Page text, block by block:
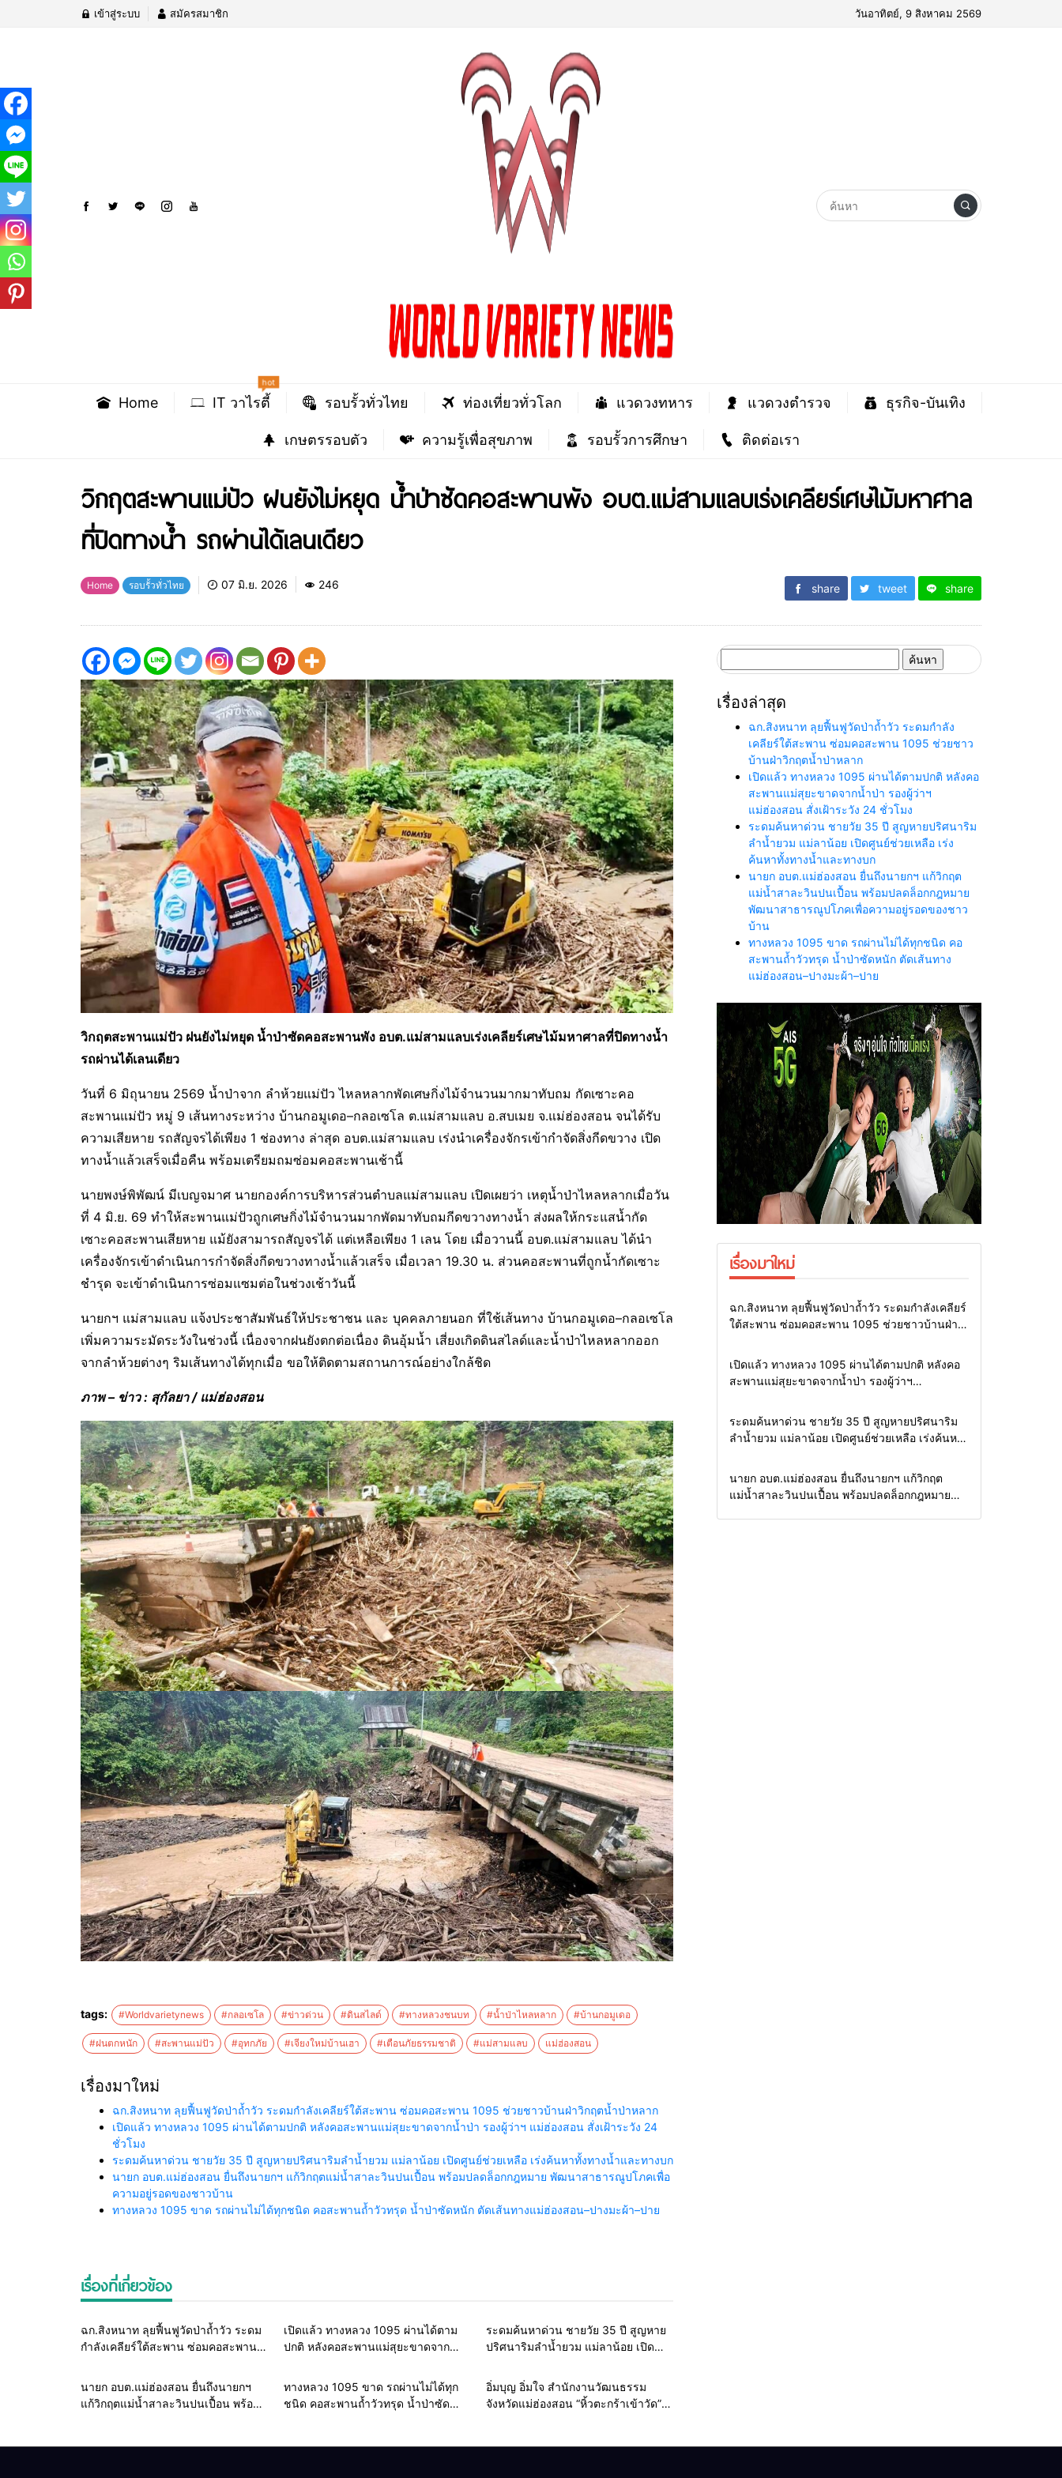
เข้าสู่ระบบ สมัครสมาชิก วันอาทิตย์, 9 สิงหาคม 2569
Home IT วาไรตี้
hot
รอบรั้วทั่วไทย ท่องเที่ยวทั่วโลก แวดวงทหาร แวดวงตำรวจ ธุรกิจ-บันเทิง
เกษตรรอบตัว ความรู้เพื่อสุขภาพ รอบรั้วการศึกษา ติดต่อเรา
วิกฤตสะพานแม่ปัว ฝนยังไม่หยุด น้ำป่าซัดคอสะพานพัง อบต.แม่สามแลบเร่งเคลียร์เศษไม้มหาศาล
ที่ปิดทางน้ำ รถผ่านได้เลนเดียว
Home รอบรั้วทั่วไทย 07 มิ.ย. 2026 246 share tweet share
วิกฤตสะพานแม่ปัว ฝนยังไม่หยุด น้ำป่าซัดคอสะพานพัง อบต.แม่สามแลบเร่งเคลียร์เศษไม้มหาศาลที่ปิดทางน้ำ
รถผ่านได้เลนเดียว
วันที่ 6 มิถุนายน 2569 น้ำป่าจาก ลำห้วยแม่ปัว ไหลหลากพัดเศษกิ่งไม้จำนวนมากมาทับถม กัดเซาะคอ
สะพานแม่ปัว หมู่ 9 เส้นทางระหว่าง บ้านกอมูเดอ–กลอเซโล ต.แม่สามแลบ อ.สบเมย จ.แม่ฮ่องสอน จนได้รับ
ความเสียหาย รถสัญจรได้เพียง 1 ช่องทาง ล่าสุด อบต.แม่สามแลบ เร่งนำเครื่องจักรเข้ากำจัดสิ่งกีดขวาง เปิด
ทางน้ำแล้วเสร็จเมื่อคืน พร้อมเตรียมถมซ่อมคอสะพานเช้านี้
นายพงษ์พิพัฒน์ มีเบญจมาศ นายกองค์การบริหารส่วนตำบลแม่สามแลบ เปิดเผยว่า เหตุน้ำป่าไหลหลากเมื่อวัน
ที่ 4 มิ.ย. 69 ทำให้สะพานแม่ปัวถูกเศษกิ่งไม้จำนวนมากพัดมาทับถมกีดขวางทางน้ำ ส่งผลให้กระแสน้ำกัด
เซาะคอสะพานเสียหาย แม้ยังสามารถสัญจรได้ แต่เหลือเพียง 1 เลน โดย เมื่อวานนี้ อบต.แม่สามแลบ ได้นำ
เครื่องจักรเข้าดำเนินการกำจัดสิ่งกีดขวางทางน้ำแล้วเสร็จ เมื่อเวลา 19.30 น. ส่วนคอสะพานที่ถูกน้ำกัดเซาะ
ชำรุด จะเข้าดำเนินการซ่อมแซมต่อในช่วงเช้าวันนี้
นายกฯ แม่สามแลบ แจ้งประชาสัมพันธ์ให้ประชาชน และ บุคคลภายนอก ที่ใช้เส้นทาง บ้านกอมูเดอ–กลอเซโล
เพิ่มความระมัดระวังในช่วงนี้ เนื่องจากฝนยังตกต่อเนื่อง ดินอุ้มน้ำ เสี่ยงเกิดดินสไลด์และน้ำป่าไหลหลากออก
จากลำห้วยต่างๆ ริมเส้นทางได้ทุกเมื่อ ขอให้ติดตามสถานการณ์อย่างใกล้ชิด
ภาพ – ข่าว : สุกัลยา / แม่ฮ่องสอน
tags: #Worldvarietynews #กลอเซโล #ข่าวด่วน #ดินสไลด์ #ทางหลวงชนบท #น้ำป่าไหลหลาก #บ้านกอมูเดอ
#ฝนตกหนัก #สะพานแม่ปัว #อุทกภัย #เจียงใหม่บ้านเฮา #เตือนภัยธรรมชาติ #แม่สามแลบ แม่ฮ่องสอน
เรื่องมาใหม่
ฉก.สิงหนาท ลุยฟื้นฟูวัดป่าถ้ำวัว ระดมกำลังเคลียร์ใต้สะพาน ซ่อมคอสะพาน 1095 ช่วยชาวบ้านฝ่าวิกฤตน้ำป่าหลาก
เปิดแล้ว ทางหลวง 1095 ผ่านได้ตามปกติ หลังคอสะพานแม่สุยะขาดจากน้ำป่า รองผู้ว่าฯ แม่ฮ่องสอน สั่งเฝ้าระวัง 24
ชั่วโมง
ระดมค้นหาด่วน ชายวัย 35 ปี สูญหายปริศนาริมลำน้ำยวม แม่ลาน้อย เปิดศูนย์ช่วยเหลือ เร่งค้นหาทั้งทางน้ำและทางบก
นายก อบต.แม่ฮ่องสอน ยื่นถึงนายกฯ แก้วิกฤตแม่น้ำสาละวินปนเปื้อน พร้อมปลดล็อกกฎหมาย พัฒนาสาธารณูปโภคเพื่อ
ความอยู่รอดของชาวบ้าน
ทางหลวง 1095 ขาด รถผ่านไม่ได้ทุกชนิด คอสะพานถ้ำวัวทรุด น้ำป่าซัดหนัก ตัดเส้นทางแม่ฮ่องสอน–ปางมะผ้า–ปาย
เรื่องที่เกี่ยวข้อง
Home แวดวงทหาร
ฉก.สิงหนาท ลุยฟื้นฟูวัดป่าถ้ำวัว ระดม
กำลังเคลียร์ใต้สะพาน ซ่อมคอสะพาน
Home รอบรั้วทั่วไทย
เปิดแล้ว ทางหลวง 1095 ผ่านได้ตาม
ปกติ หลังคอสะพานแม่สุยะขาดจาก
ระวัง 24 ชั่วโมง
Home รอบรั้วทั่วไทย
ระดมค้นหาด่วน ชายวัย 35 ปี สูญหาย
ปริศนาริมลำน้ำยวม แม่ลาน้อย เปิด
ทางบก
Home รอบรั้วทั่วไทย
นายก อบต.แม่ฮ่องสอน ยื่นถึงนายกฯ
แก้วิกฤตแม่น้ำสาละวินปนเปื้อน พร้อม
Home รอบรั้วทั่วไทย
ทางหลวง 1095 ขาด รถผ่านไม่ได้ทุก
ชนิด คอสะพานถ้ำวัวทรุด น้ำป่าซัด
Home สายธรรมะ-พระเครื่อง
อิ่มบุญ อิ่มใจ สำนักงานวัฒนธรรม
จังหวัดแม่ฮ่องสอน “หิ้วตะกร้าเข้าวัด”
สำหรับ:
เรื่องล่าสุด
ฉก.สิงหนาท ลุยฟื้นฟูวัดป่าถ้ำวัว ระดมกำลัง
เคลียร์ใต้สะพาน ซ่อมคอสะพาน 1095 ช่วยชาว
บ้านฝ่าวิกฤตน้ำป่าหลาก
เปิดแล้ว ทางหลวง 1095 ผ่านได้ตามปกติ หลังคอ
สะพานแม่สุยะขาดจากน้ำป่า รองผู้ว่าฯ
แม่ฮ่องสอน สั่งเฝ้าระวัง 24 ชั่วโมง
ระดมค้นหาด่วน ชายวัย 35 ปี สูญหายปริศนาริม
ลำน้ำยวม แม่ลาน้อย เปิดศูนย์ช่วยเหลือ เร่ง
ค้นหาทั้งทางน้ำและทางบก
นายก อบต.แม่ฮ่องสอน ยื่นถึงนายกฯ แก้วิกฤต
แม่น้ำสาละวินปนเปื้อน พร้อมปลดล็อกกฎหมาย
พัฒนาสาธารณูปโภคเพื่อความอยู่รอดของชาว
บ้าน
ทางหลวง 1095 ขาด รถผ่านไม่ได้ทุกชนิด คอ
สะพานถ้ำวัวทรุด น้ำป่าซัดหนัก ตัดเส้นทาง
แม่ฮ่องสอน–ปางมะผ้า–ปาย
เรื่องมาใหม่
Home แวดวงทหาร
ฉก.สิงหนาท ลุยฟื้นฟูวัดป่าถ้ำวัว ระดมกำลังเคลียร์
ใต้สะพาน ซ่อมคอสะพาน 1095 ช่วยชาวบ้านฝ่า
Home รอบรั้วทั่วไทย
เปิดแล้ว ทางหลวง 1095 ผ่านได้ตามปกติ หลังคอ
สะพานแม่สุยะขาดจากน้ำป่า รองผู้ว่าฯ
Home รอบรั้วทั่วไทย
ระดมค้นหาด่วน ชายวัย 35 ปี สูญหายปริศนาริม
ลำน้ำยวม แม่ลาน้อย เปิดศูนย์ช่วยเหลือ เร่งค้นหา
Home รอบรั้วทั่วไทย
นายก อบต.แม่ฮ่องสอน ยื่นถึงนายกฯ แก้วิกฤต
แม่น้ำสาละวินปนเปื้อน พร้อมปลดล็อกกฎหมาย